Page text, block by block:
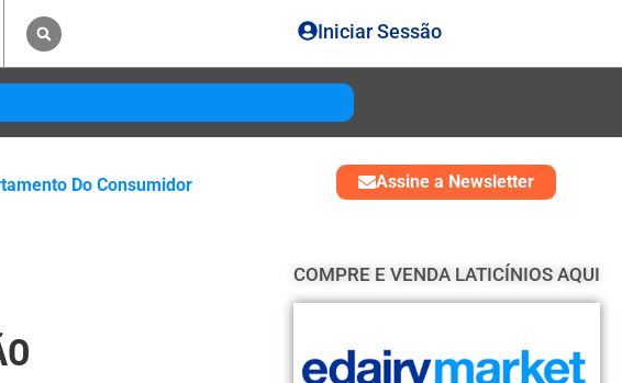
Iniciar Sessão
Do Consumidor Assine a Newsletter
COMPRE E VENDA LATICÍNIOS AQUI